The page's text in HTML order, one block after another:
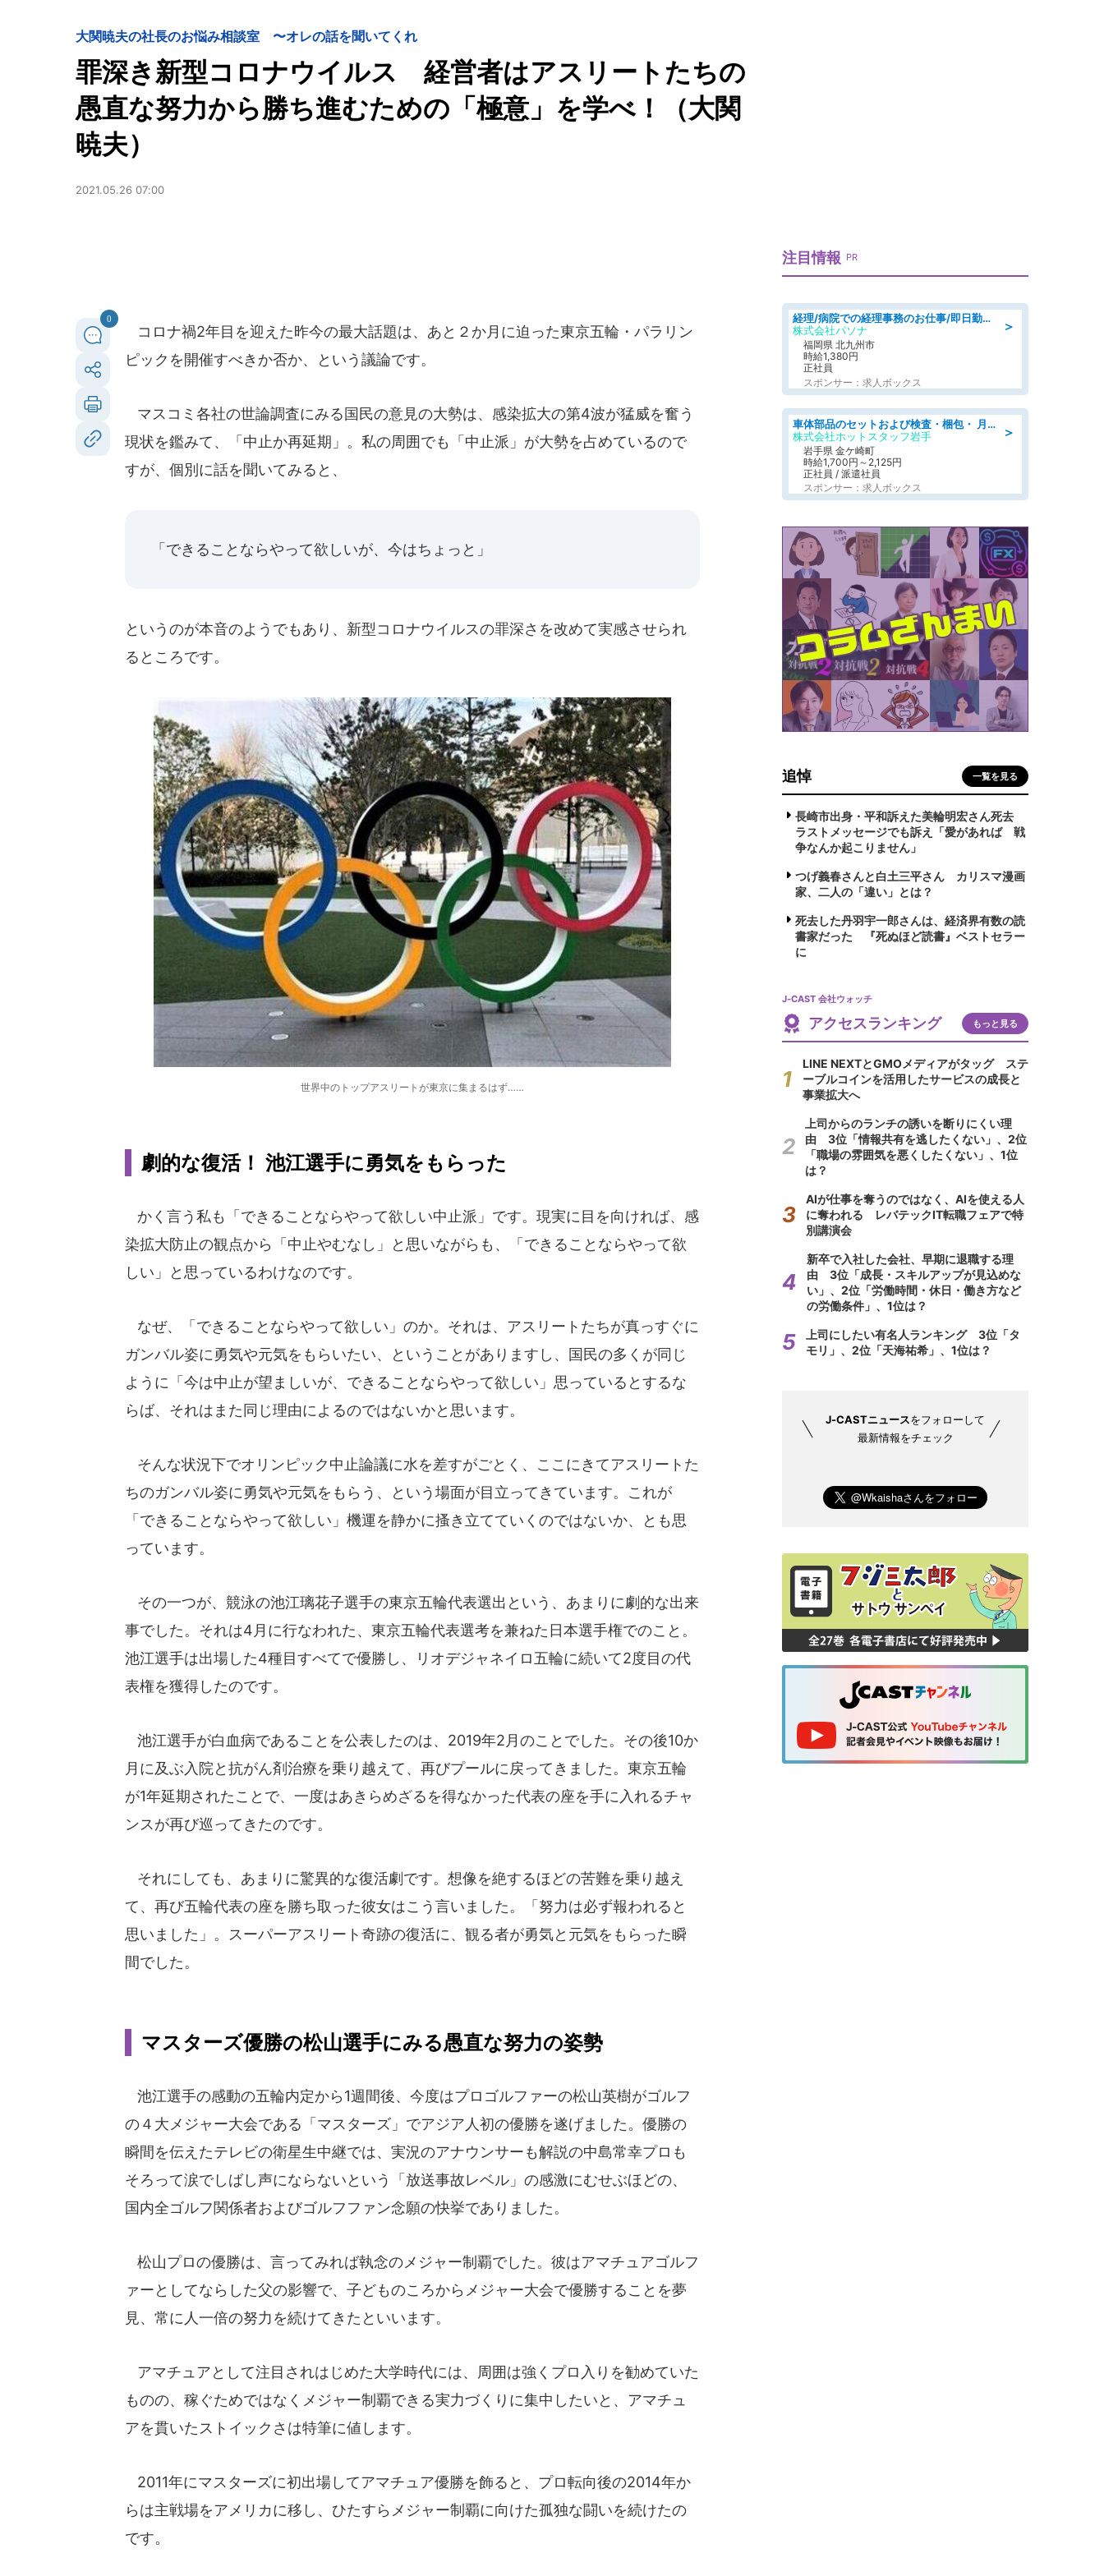
大関暁夫の社長のお悩み相談室 〜オレの話を聞いてくれ
罪深き新型コロナウイルス 経営者はアスリートたちの
愚直な努力から勝ち進むための「極意」を学べ！（大関
暁夫）
2021.05.26 07:00
0
コロナ禍2年目を迎えた昨今の最大話題は、あと２か月に迫った東京五輪・パラリン
ピックを開催すべきか否か、という議論です。
マスコミ各社の世論調査にみる国民の意見の大勢は、感染拡大の第4波が猛威を奮う
現状を鑑みて、「中止か再延期」。私の周囲でも「中止派」が大勢を占めているので
すが、個別に話を聞いてみると、
「できることならやって欲しいが、今はちょっと」
というのが本音のようでもあり、新型コロナウイルスの罪深さを改めて実感させられ
るところです。
世界中のトップアスリートが東京に集まるはず……
劇的な復活！ 池江選手に勇気をもらった
かく言う私も「できることならやって欲しい中止派」です。現実に目を向ければ、感
染拡大防止の観点から「中止やむなし」と思いながらも、「できることならやって欲
しい」と思っているわけなのです。
なぜ、「できることならやって欲しい」のか。それは、アスリートたちが真っすぐに
ガンバル姿に勇気や元気をもらいたい、ということがありますし、国民の多くが同じ
ように「今は中止が望ましいが、できることならやって欲しい」思っているとするな
らば、それはまた同じ理由によるのではないかと思います。
そんな状況下でオリンピック中止論議に水を差すがごとく、ここにきてアスリートた
ちのガンバル姿に勇気や元気をもらう、という場面が目立ってきています。これが
「できることならやって欲しい」機運を静かに搔き立てていくのではないか、とも思
っています。
その一つが、競泳の池江璃花子選手の東京五輪代表選出という、あまりに劇的な出来
事でした。それは4月に行なわれた、東京五輪代表選考を兼ねた日本選手権でのこと。
池江選手は出場した4種目すべてで優勝し、リオデジャネイロ五輪に続いて2度目の代
表権を獲得したのです。
池江選手が白血病であることを公表したのは、2019年2月のことでした。その後10か
月に及ぶ入院と抗がん剤治療を乗り越えて、再びプールに戻ってきました。東京五輪
が1年延期されたことで、一度はあきらめざるを得なかった代表の座を手に入れるチャ
ンスが再び巡ってきたのです。
それにしても、あまりに驚異的な復活劇です。想像を絶するほどの苦難を乗り越え
て、再び五輪代表の座を勝ち取った彼女はこう言いました。「努力は必ず報われると
思いました」。スーパーアスリート奇跡の復活に、観る者が勇気と元気をもらった瞬
間でした。
マスターズ優勝の松山選手にみる愚直な努力の姿勢
池江選手の感動の五輪内定から1週間後、今度はプロゴルファーの松山英樹がゴルフ
の４大メジャー大会である「マスターズ」でアジア人初の優勝を遂げました。優勝の
瞬間を伝えたテレビの衛星生中継では、実況のアナウンサーも解説の中島常幸プロも
そろって涙でしばし声にならないという「放送事故レベル」の感激にむせぶほどの、
国内全ゴルフ関係者およびゴルフファン念願の快挙でありました。
松山プロの優勝は、言ってみれば執念のメジャー制覇でした。彼はアマチュアゴルフ
ァーとしてならした父の影響で、子どものころからメジャー大会で優勝することを夢
見、常に人一倍の努力を続けてきたといいます。
アマチュアとして注目されはじめた大学時代には、周囲は強くプロ入りを勧めていた
ものの、稼ぐためではなくメジャー制覇できる実力づくりに集中したいと、アマチュ
アを貫いたストイックさは特筆に値します。
2011年にマスターズに初出場してアマチュア優勝を飾ると、プロ転向後の2014年か
らは主戦場をアメリカに移し、ひたすらメジャー制覇に向けた孤独な闘いを続けたの
です。
注目情報 PR
＞
経理/病院での経理事務のお仕事/即日勤務可/車通勤可/経理/一般事務
株式会社パソナ
福岡県 北九州市
時給1,380円
正社員
スポンサー：求人ボックス
＞
車体部品のセットおよび検査・梱包・ 月収32万可!自動車部品の組付け・検査 家賃補助あり 長期安定/日払いOK
株式会社ホットスタッフ岩手
岩手県 金ケ崎町
時給1,700円～2,125円
正社員 / 派遣社員
スポンサー：求人ボックス
追悼 一覧を見る
長崎市出身・平和訴えた美輪明宏さん死去
ラストメッセージでも訴え「愛があれば 戦
争なんか起こりません」
つげ義春さんと白土三平さん カリスマ漫画
家、二人の「違い」とは？
死去した丹羽宇一郎さんは、経済界有数の読
書家だった 『死ぬほど読書』ベストセラー
に
J-CAST 会社ウォッチ
アクセスランキング もっと見る
LINE NEXTとGMOメディアがタッグ ステ
ーブルコインを活用したサービスの成長と
事業拡大へ
上司からのランチの誘いを断りにくい理
由 3位「情報共有を逃したくない」、2位
「職場の雰囲気を悪くしたくない」、1位
は？
AIが仕事を奪うのではなく、AIを使える人
に奪われる レバテックIT転職フェアで特
別講演会
新卒で入社した会社、早期に退職する理
由 3位「成長・スキルアップが見込めな
い」、2位「労働時間・休日・働き方など
の労働条件」、1位は？
上司にしたい有名人ランキング 3位「タ
モリ」、2位「天海祐希」、1位は？
J-CASTニュースをフォローして
最新情報をチェック